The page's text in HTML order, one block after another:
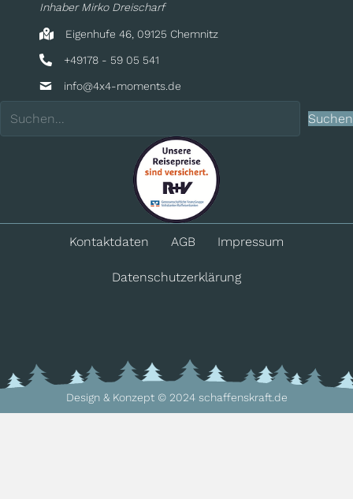
Inhaber Mirko Dreischarf
Eigenhufe 46, 09125 Chemnitz
+49178 - 59 05 541
info@4x4-moments.de
Suchen
Kontakt­daten AGB Impressum
Datenschutz­erklärung
Design & Konzept © 2024 schaffenskraft.de